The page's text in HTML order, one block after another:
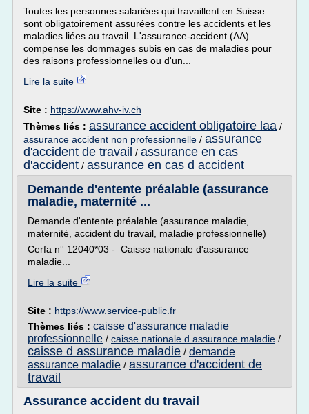
Toutes les personnes salariées qui travaillent en Suisse
sont obligatoirement assurées contre les accidents et les
maladies liées au travail. L'assurance-accident (AA)
compense les dommages subis en cas de maladies pour
des raisons professionnelles ou d'un...
Lire la suite
Site : https://www.ahv-iv.ch
Thèmes liés : assurance accident obligatoire laa /
assurance accident non professionnelle / assurance
d'accident de travail / assurance en cas
d'accident / assurance en cas d accident
Demande d'entente préalable (assurance
maladie, maternité ...
Demande d'entente préalable (assurance maladie,
maternité, accident du travail, maladie professionnelle)
Cerfa n° 12040*03 - Caisse nationale d'assurance
maladie...
Lire la suite
Site : https://www.service-public.fr
Thèmes liés : caisse d'assurance maladie
professionnelle / caisse nationale d assurance maladie /
caisse d assurance maladie / demande
assurance maladie / assurance d'accident de
travail
Assurance accident du travail